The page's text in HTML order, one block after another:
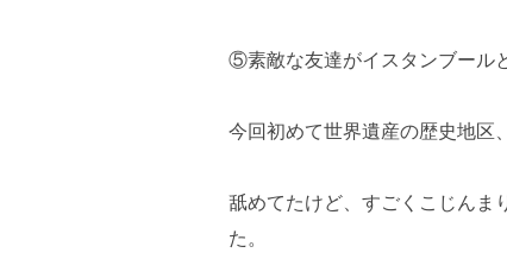
⑤素敵な友達がイスタンブール
今回初めて世界遺産の歴史地区
舐めてたけど、すごくこじんま
た。